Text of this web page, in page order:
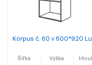
Korpus č. 60 v 600*920
Šířka Výška